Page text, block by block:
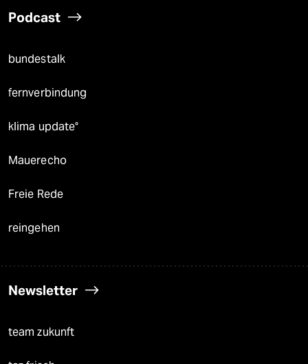
Podcast
bundestalk
fernverbindung
klima update°
Mauerecho
Freie Rede
reingehen
Newsletter
team zukunft